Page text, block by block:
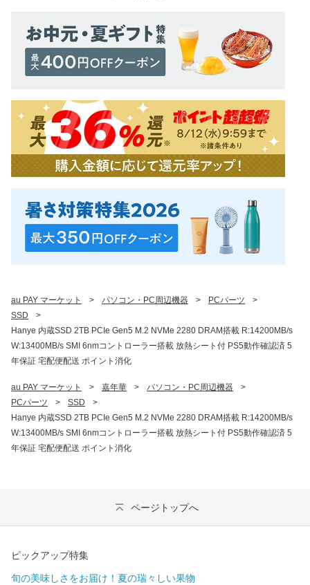
au PAY マーケット > パソコン・PC周辺機器 > PCパーツ
>
SSD
>
Hanye 内蔵SSD 2TB PCIe Gen5 M.2 NVMe 2280 DRAM搭載 R:14200MB/s
W:13400MB/s SMI 6nmコントローラー搭載 放熱シート付 PS5動作確認済 5
年保証 宅配便配送 ポイント消化
au PAY マーケット > 嘉年華 > パソコン・PC周辺機器
>
PCパーツ
> SSD
>
Hanye 内蔵SSD 2TB PCIe Gen5 M.2 NVMe 2280 DRAM搭載 R:14200MB/s
W:13400MB/s SMI 6nmコントローラー搭載 放熱シート付 PS5動作確認済 5
年保証 宅配便配送 ポイント消化
ページトップへ
ピックアップ特集
旬の美味しさをお届け！夏の瑞々しい果物